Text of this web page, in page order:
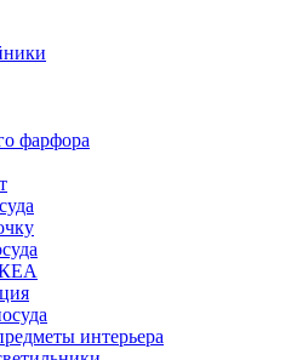
фарфора
интерьера